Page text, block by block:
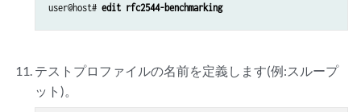
user@host# edit rfc2544-benchmarking
テストプロファイルの名前を定義します(例:スループ
ット)。